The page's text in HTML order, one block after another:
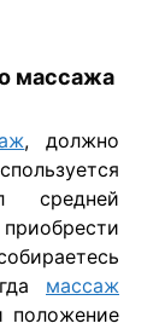
массажа
, должно
средней
массаж
положение